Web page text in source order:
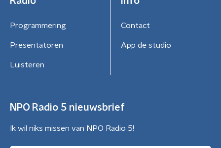
Programmering
Presentatoren
Luisteren
Contact
App de studio
NPO Radio 5 nieuwsbrief
Ik wil niks missen van NPO Radio 5!